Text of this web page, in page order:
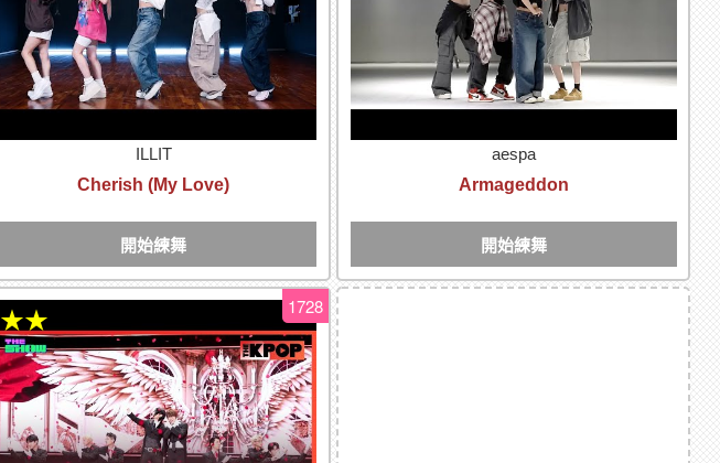
ILLIT
Cherish (My Love)
開始練舞
aespa
Armageddon
開始練舞
1728
★★